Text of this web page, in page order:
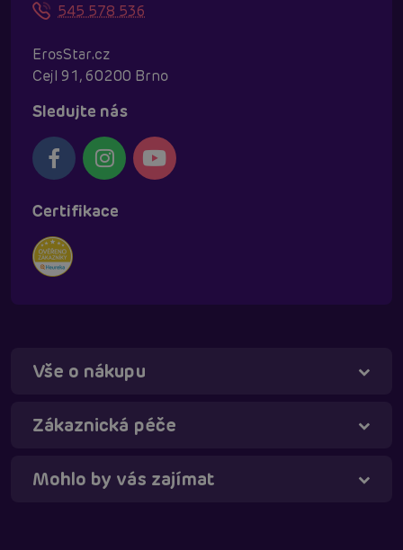
545 578 536
ErosStar.cz
Cejl 91, 60200 Brno
Sledujte nás
Certifikace
Vše o nákupu
Zákaznická péče
Mohlo by vás zajímat
Táňa - virtuální asistentka